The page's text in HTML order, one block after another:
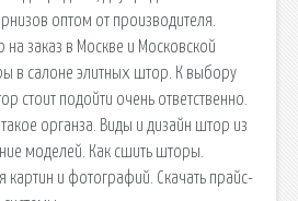
оптом от производителя.
заказ в Москве и Московской
в салоне элитных штор. К выбору
стоит подойти очень ответственно.
органза. Виды и дизайн штор из
моделей. Как сшить шторы.
картин и фотографий. Скачать прайс-